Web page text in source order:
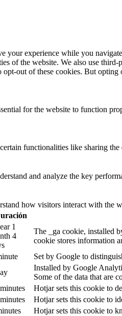
your experience while you
of the website. We also use
opt-out of these cookies. But
for the website to function
functionalities like sharing
and analyze the key
how visitors interact with the
1
4
The _ga cookie, installed
cookie stores information
Set by Google to
Installed by Google
Some of the data that are
Hotjar sets this cookie to
Hotjar sets this cookie to
Hotjar sets this cookie to